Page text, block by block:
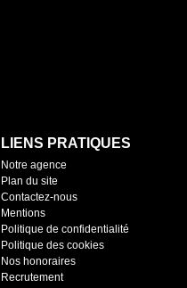
LIENS PRATIQUES
Notre agence
Plan du site
Contactez-nous
Mentions
Politique de confidentialité
Politique des cookies
Nos honoraires
Recrutement